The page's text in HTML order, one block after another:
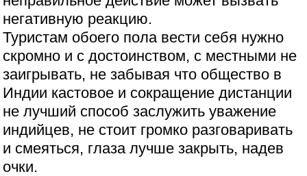
негативную реакцию.
Туристам обоего пола вести себя нужно
скромно и с достоинством, с местными не
заигрывать, не забывая что общество в
Индии кастовое и сокращение дистанции
не лучший способ заслужить уважение
индийцев, не стоит громко разговаривать
и смеяться, глаза лучше закрыть, надев
очки.